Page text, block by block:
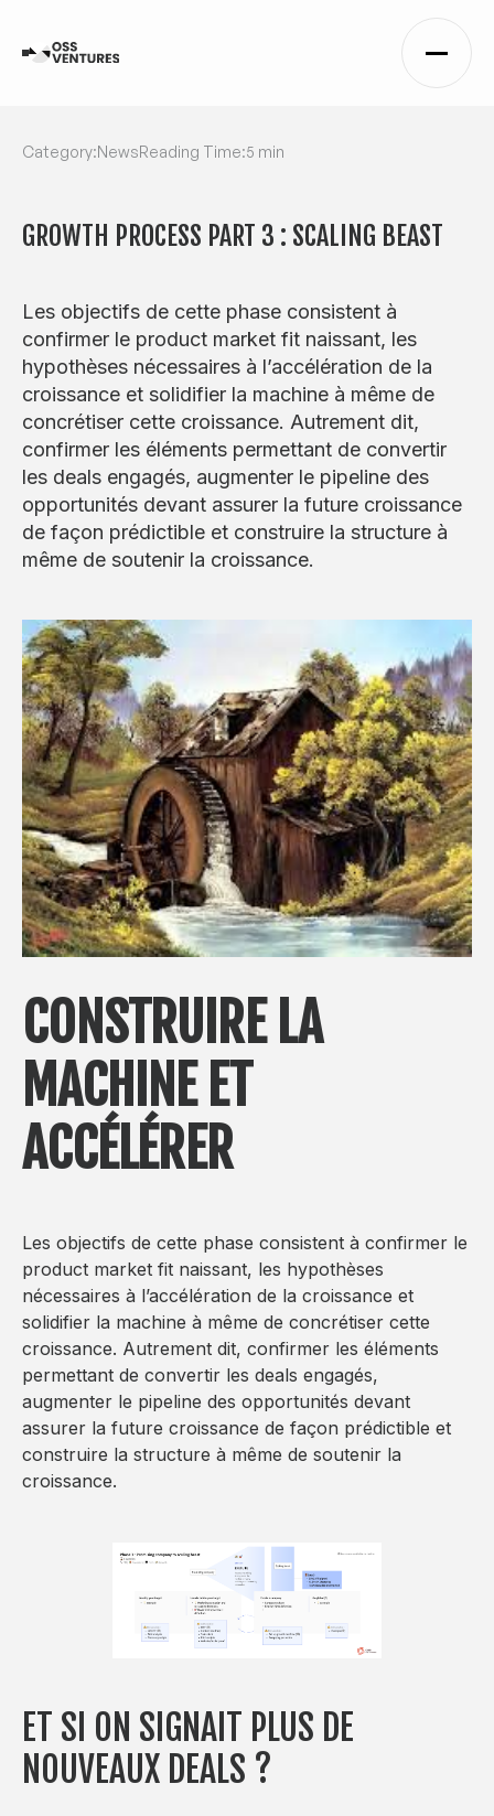
Category:NewsReading Time:5 min
GROWTH PROCESS PART 3 : SCALING BEAST
Les objectifs de cette phase consistent à
confirmer le product market fit naissant, les
hypothèses nécessaires à l’accélération de la
croissance et solidifier la machine à même de
concrétiser cette croissance. Autrement dit,
confirmer les éléments permettant de convertir
les deals engagés, augmenter le pipeline des
opportunités devant assurer la future croissance
de façon prédictible et construire la structure à
même de soutenir la croissance.
CONSTRUIRE LA
MACHINE ET
ACCÉLÉRER
Les objectifs de cette phase consistent à confirmer le
product market fit naissant, les hypothèses
nécessaires à l’accélération de la croissance et
solidifier la machine à même de concrétiser cette
croissance. Autrement dit, confirmer les éléments
permettant de convertir les deals engagés,
augmenter le pipeline des opportunités devant
assurer la future croissance de façon prédictible et
construire la structure à même de soutenir la
croissance.
ET SI ON SIGNAIT PLUS DE
NOUVEAUX DEALS ?